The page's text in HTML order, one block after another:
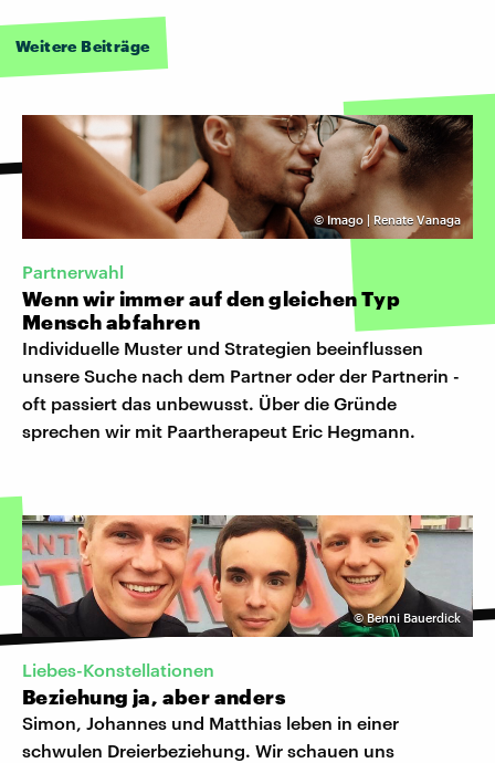
Weitere Beiträge
©Imago | Renate Vanaga
Partnerwahl
Wenn wir immer auf den gleichen Typ
Mensch abfahren
Individuelle Muster und Strategien beeinflussen
unsere Suche nach dem Partner oder der Partnerin -
oft passiert das unbewusst. Über die Gründe
sprechen wir mit Paartherapeut Eric Hegmann.
© Benni Bauerdick
Liebes-Konstellationen
Beziehung ja, aber anders
Simon, Johannes und Matthias leben in einer
schwulen Dreierbeziehung. Wir schauen uns